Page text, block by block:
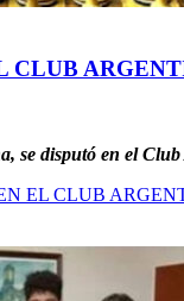
CLUB
se disputó en el
EL CLUB